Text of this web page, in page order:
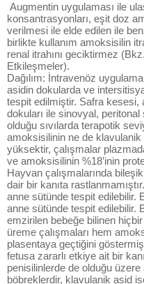
Augmentin uygulaması ile
konsantrasyonları, eşit doz
verilmesi ile elde edilen ile
birlikte kullanım amoksisilin
renal itrahını geciktirmez
Etkileşmeler).
Dağılım: İntravenöz
asidin dokularda ve
tespit edilmiştir. Safra kesesi,
dokuları ile sinovyal,
olduğu sıvılarda terapotik
amoksisilinin ne de klavulanik
yüksektir, çalışmalar
ve amoksisilinin %18’inin
Hayvan çalışmalarında
dair bir kanıta
anne sütünde tespit edilebilir.
anne sütünde tespit edilebilir.
emzirilen bebeğe bilinen
üreme çalışmaları hem
plasentaya geçtiğini
fetusa zararlı etkiye ait bir
penisilinlerde de olduğu
böbreklerdir, klavulanik asid